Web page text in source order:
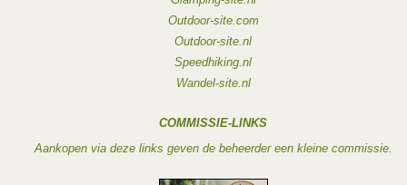
Outdoor-site.com
Outdoor-site.nl
Speedhiking.nl
Wandel-site.nl
COMMISSIE-LINKS
Aankopen via deze links geven de beheerder een kleine commissie.